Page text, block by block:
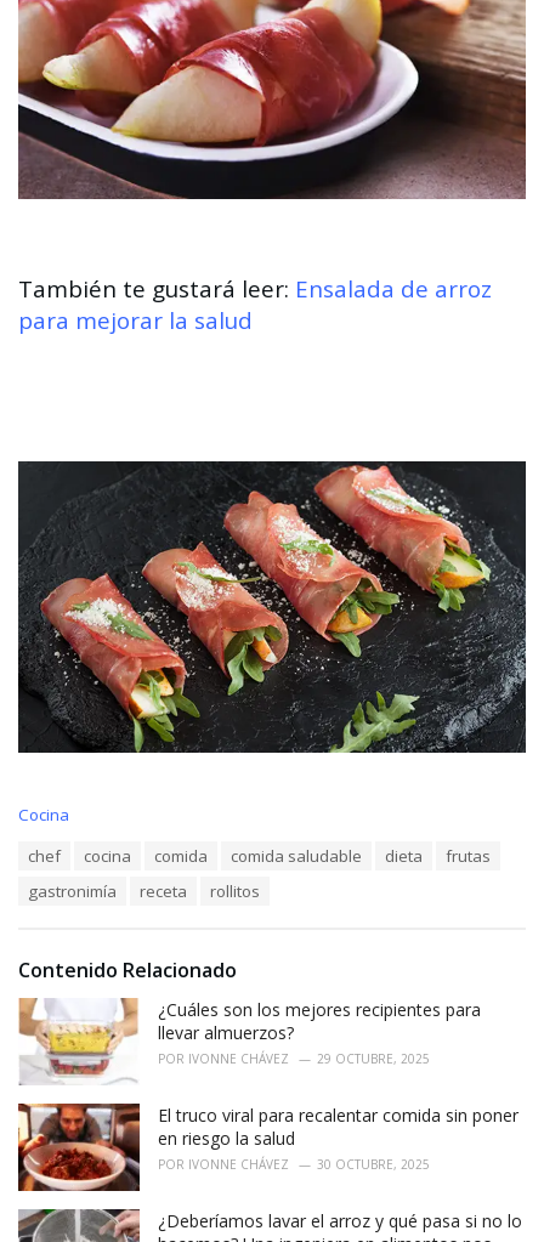
También te gustará leer: Ensalada de arroz
para mejorar la salud
C
i
s
:
Cocina
chef cocina comida comida saludable dieta
frutas
gastronimía
receta rollitos
Contenido Relacionado
¿Cuáles son los mejores recipientes para
llevar almuerzos?
POR IVONNE CHÁVEZ 29 OCTUBRE, 2025
El truco viral para recalentar comida sin poner
en riesgo la salud
POR IVONNE CHÁVEZ 30 OCTUBRE, 2025
¿Deberíamos lavar el arroz y qué pasa si no lo